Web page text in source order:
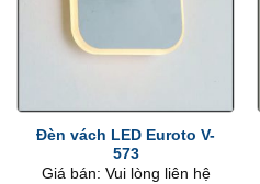
Đèn vách LED Euroto V-
573
Giá bán: Vui lòng liên hệ